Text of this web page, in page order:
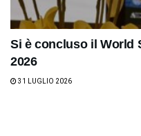
Si è concluso il World
2026
31 LUGLIO 2026